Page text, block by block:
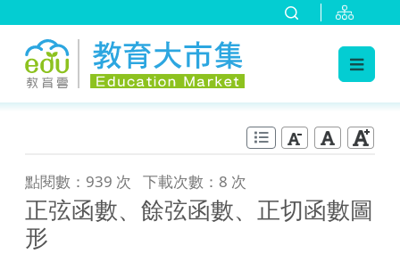
點閱數：939 次 下載次數：8 次
正弦函數、餘弦函數、正切函數圖
形